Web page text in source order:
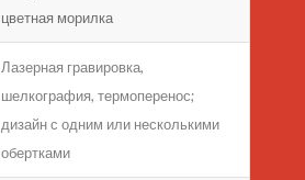
цветная морилка
Лазерная гравировка,
шелкография, термоперенос;
дизайн с одним или несколькими
обертками